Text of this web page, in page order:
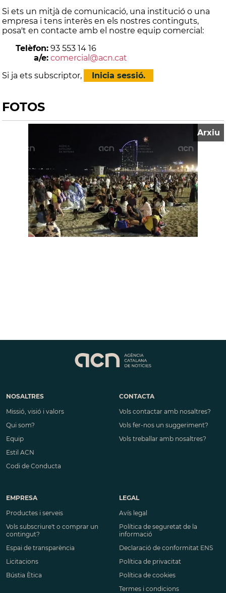
Si ets un mitjà de comunicació, una institució o una
empresa i tens interès en els nostres continguts,
posa't en contacte amb el nostre equip comercial:
Telèfon: 93 553 14 16
a/e: comercial@acn.cat
Si ja ets subscriptor,
Inicia sessió.
FOTOS
Arxiu
NOSALTRES
Missió, visió i valors
Qui som?
Equip
Estil ACN
Codi de Conducta
CONTACTA
Vols contactar amb nosaltres?
Vols fer-nos un suggeriment?
Vols treballar amb nosaltres?
EMPRESA
Productes i serveis
Vols subscriure't o comprar un
contingut?
Espai de transparència
Licitacions
Bústia Ètica
LEGAL
Avís legal
Política de seguretat de la
informació
Declaració de conformitat ENS
Política de privacitat
Política de cookies
Termes i condicions